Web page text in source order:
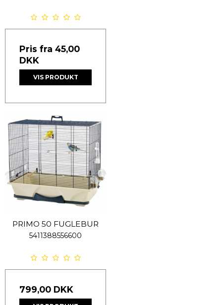
Pris fra 45,00
DKK
VIS PRODUKT
PRIMO 50 FUGLEBUR
5411388556600
799,00 DKK